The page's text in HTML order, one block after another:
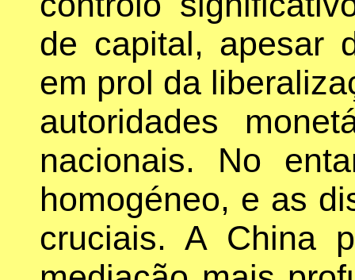
de capital, apesar
em prol da
autoridades
nacionais. No
homogéneo, e as
cruciais. A China